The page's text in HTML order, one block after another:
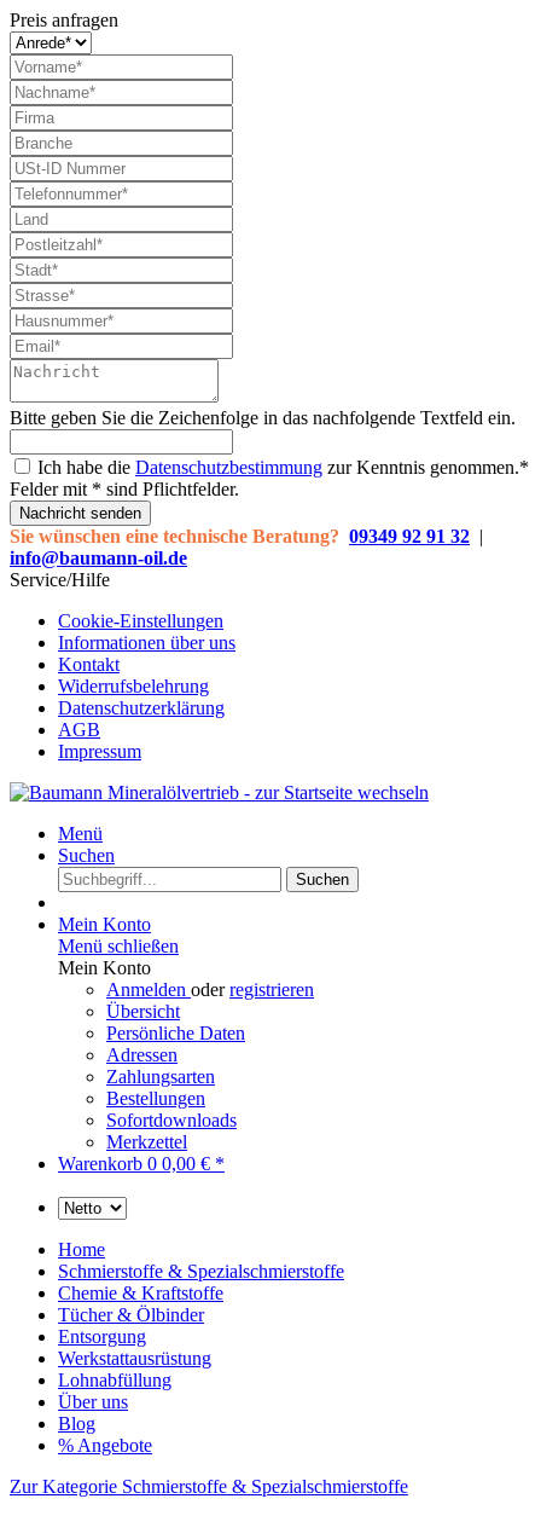
Preis anfragen
Bitte geben Sie die Zeichenfolge in das nachfolgende Textfeld ein.
Ich habe die Datenschutzbestimmung zur Kenntnis genommen.*
Felder mit * sind Pflichtfelder.
Nachricht senden
Sie wünschen eine technische Beratung? 09349 92 91 32 |
info@baumann-oil.de
Service/Hilfe
Cookie-Einstellungen
Informationen über uns
Kontakt
Widerrufsbelehrung
Datenschutzerklärung
AGB
Impressum
Menü
Suchen
Suchen
Mein Konto
Menü schließen
Mein Konto
Anmelden oderregistrieren
Übersicht
Persönliche Daten
Adressen
Zahlungsarten
Bestellungen
Sofortdownloads
Merkzettel
Warenkorb 0 0,00 € *
Home
Schmierstoffe & Spezialschmierstoffe
Chemie & Kraftstoffe
Tücher & Ölbinder
Entsorgung
Werkstattausrüstung
Lohnabfüllung
Über uns
Blog
% Angebote
Zur Kategorie Schmierstoffe & Spezialschmierstoffe